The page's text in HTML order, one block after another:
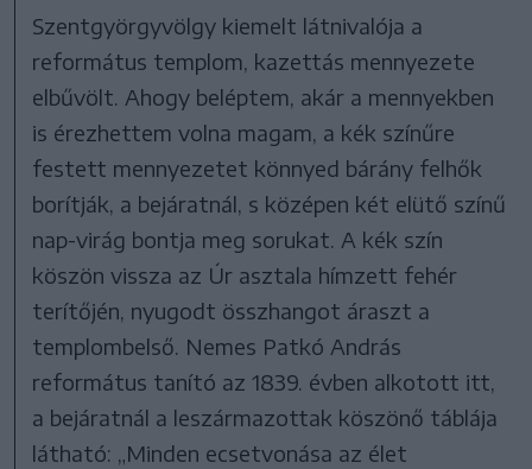
Szentgyörgyvölgy kiemelt látnivalója a
református templom, kazettás mennyezete
elbűvölt. Ahogy beléptem, akár a mennyekben
is érezhettem volna magam, a kék színűre
festett mennyezetet könnyed bárány felhők
borítják, a bejáratnál, s középen két elütő színű
nap-virág bontja meg sorukat. A kék szín
köszön vissza az Úr asztala hímzett fehér
terítőjén, nyugodt összhangot áraszt a
templombelső. Nemes Patkó András
református tanító az 1839. évben alkotott itt,
a bejáratnál a leszármazottak köszönő táblája
látható: „Minden ecsetvonása az élet